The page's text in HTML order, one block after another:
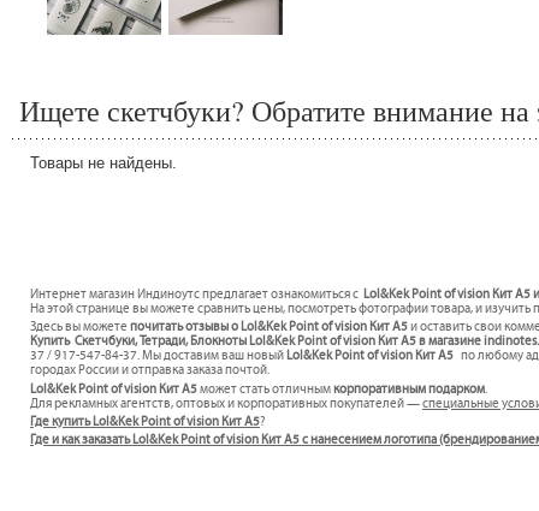
Ищете скетчбуки? Обратите внимание на
Товары не найдены.
Интернет магазин Индиноутс предлагает ознакомиться с Lol&Kek Point of vision Кит А5
На этой странице вы можете сравнить цены, посмотреть фотографии товара, и
Здесь вы можете почитать отзывы о Lol&Kek Point of vision Кит А5и оставить свои
Купить Скетчбуки, Тетради, Блокноты Lol&Kek Point of vision Кит А5 в магазине
37 / 917-547-84-37. Мы доставим ваш новый Lol&Kek Point of vision Кит А5 по любому
городах России и отправка заказа почтой.
Lol&Kek Point of vision Кит А5может стать отличнымкорпоративным подарком.
Для рекламных агентств, оптовых и корпоративных покупателей —специальные
Где купить Lol&Kek Point of vision Кит А5?
Где и как заказать Lol&Kek Point of vision Кит А5 с нанесением логотипа